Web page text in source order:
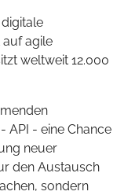
agile
weltweit 12.000
API - eine Chance
neuer
den Austausch
sondern